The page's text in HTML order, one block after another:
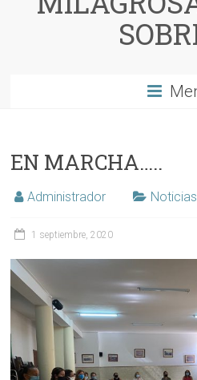
EN MARCHA…..
Administrador Noticias
1 septiembre, 2020